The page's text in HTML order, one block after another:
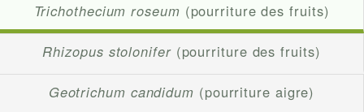
Trichothecium roseum (pourriture des fruits)
Rhizopus stolonifer(pourriture des fruits)
Geotrichum candidum (pourriture aigre)